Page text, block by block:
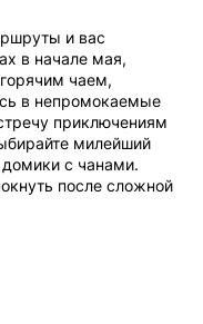
и вас
в начале мая,
чаем,
в непромокаемые
приключениям
милейший
домики с чанами.
после сложной